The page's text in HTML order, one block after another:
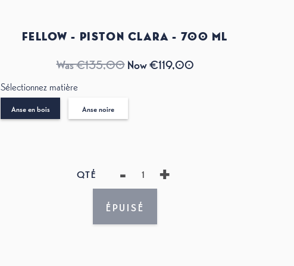
FELLOW - PISTON CLARA - 700 ML
Was €135,00Now €119,00
Sélectionnez matière
Anse en bois Anse noire
QTÉ - +
ÉPUISÉ